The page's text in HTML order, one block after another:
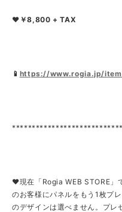
❤￥8,800 + TAX
📱 https://www.rogia.jp/
❤現在「Rogia WEB STORE」
のお客様にパネルをもう1枚プ
のデザインは選べません。プレ